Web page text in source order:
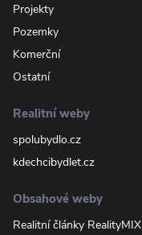
Projekty
Pozemky
Komerční
Ostatní
Realitní weby
spolubydlo.cz
kdechcibydlet.cz
Obsahové weby
Realitní články RealityMIX